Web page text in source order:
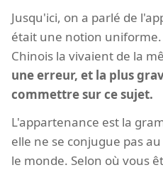
Jusqu'ici, on a parlé de
était une notion uniforme.
Chinois la vivaient de la
une erreur, et la plus
commettre sur ce sujet.
L'appartenance est la
elle ne se conjugue pas
le monde. Selon où vous